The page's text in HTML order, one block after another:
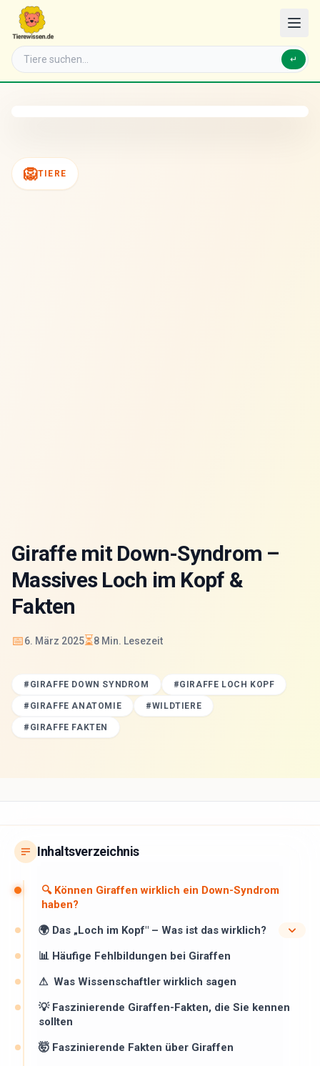
↵
🦁TIERE
Giraffe mit Down-Syndrom –
Massives Loch im Kopf &
Fakten
📅6. März 2025⏳8 Min. Lesezeit
# GIRAFFE DOWN SYNDROM #GIRAFFE LOCH KOPF
# GIRAFFE ANATOMIE #WILDTIERE
# GIRAFFE FAKTEN
Inhaltsverzeichnis
🔍 Können Giraffen wirklich ein Down-Syndrom
haben?
🌍 Das „Loch im Kopf" – Was ist das wirklich?
📊 Häufige Fehlbildungen bei Giraffen
⚠ ️ Was Wissenschaftler wirklich sagen
💡 Faszinierende Giraffen-Fakten, die Sie kennen
sollten
🤯 Faszinierende Fakten über Giraffen